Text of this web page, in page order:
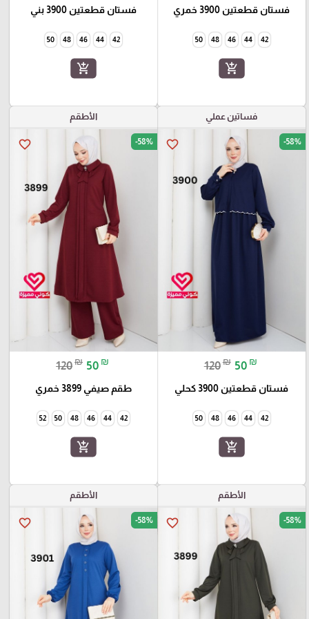
فستان قطعتين 3900 خمري
42
44
46
48
50
add_shopping_cart
فستان قطعتين 3900 بني
42
44
46
48
50
add_shopping_cart
فساتين عملي
favorite_border -58%
120₪ 50 ₪
فستان قطعتين 3900 كحلي
42
44
46
48
50
add_shopping_cart
الأطقم
favorite_border -58%
120₪ 50 ₪
طقم صيفي 3899 خمري
42
44
46
48
50
52
add_shopping_cart
الأطقم
favorite_border -58%
الأطقم
favorite_border -58%